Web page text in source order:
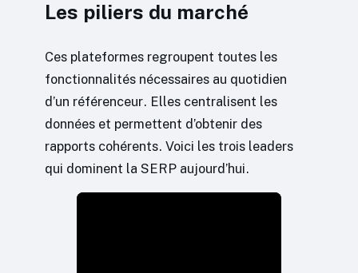
Les piliers du marché
Ces plateformes regroupent toutes les
fonctionnalités nécessaires au quotidien
d’un référenceur. Elles centralisent les
données et permettent d’obtenir des
rapports cohérents. Voici les trois leaders
qui dominent la SERP aujourd’hui.